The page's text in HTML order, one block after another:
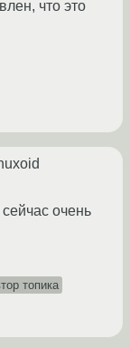
что это
очень
топика